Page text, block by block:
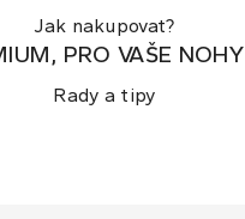
PRO VAŠE NOHY